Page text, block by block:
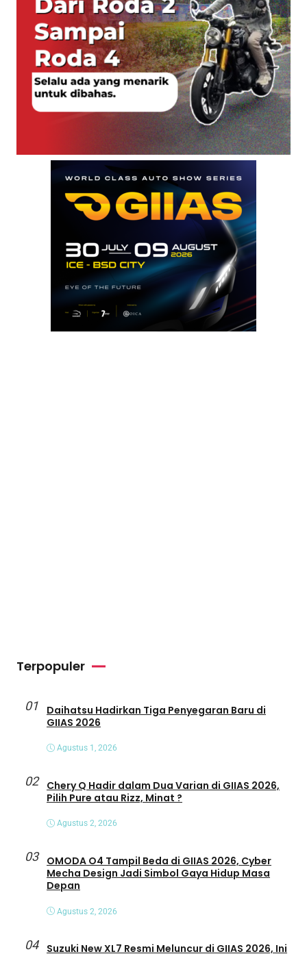
Terpopuler
01
Daihatsu Hadirkan Tiga Penyegaran Baru di
GIIAS 2026
Agustus 1, 2026
02
Chery Q Hadir dalam Dua Varian di GIIAS 2026,
Pilih Pure atau Rizz, Minat ?
Agustus 2, 2026
03
OMODA O4 Tampil Beda di GIIAS 2026, Cyber
Mecha Design Jadi Simbol Gaya Hidup Masa
Depan
Agustus 2, 2026
04
Suzuki New XL7 Resmi Meluncur di GIIAS 2026, Ini